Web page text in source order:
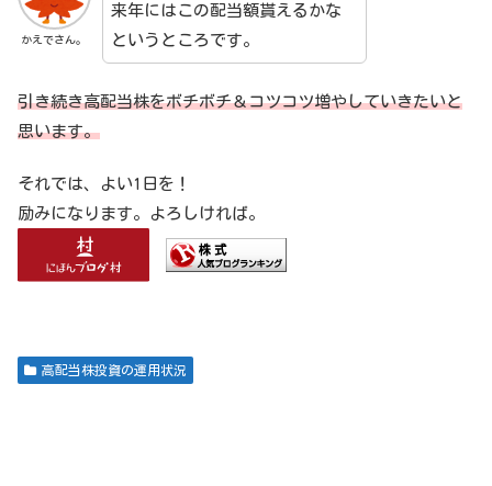
かえでさん。
来年にはこの配当額貰えるかな
というところです。
引き続き高配当株をボチボチ＆コツコツ増やしていきたいと
思います。
それでは、よい1日を！
励みになります。よろしければ。
高配当株投資の運用状況